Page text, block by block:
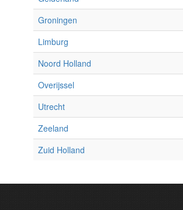
Groningen
Limburg
Noord Holland
Overijssel
Utrecht
Zeeland
Zuid Holland